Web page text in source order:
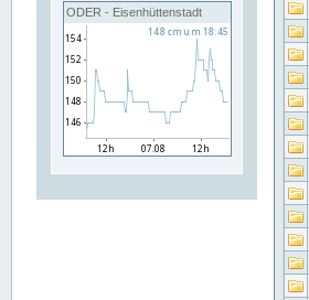
ODER - Eisenhüttenstadt